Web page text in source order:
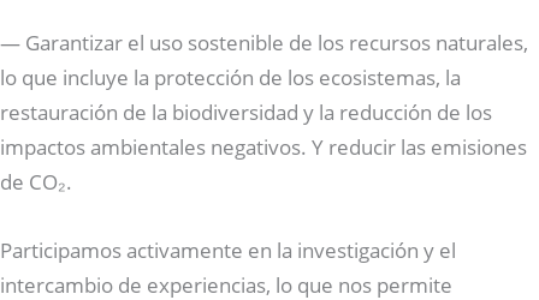
— Garantizar el uso sostenible de los recursos naturales,
lo que incluye la protección de los ecosistemas, la
restauración de la biodiversidad y la reducción de los
impactos ambientales negativos. Y reducir las emisiones
de CO₂.
Participamos activamente en la investigación y el
intercambio de experiencias, lo que nos permite